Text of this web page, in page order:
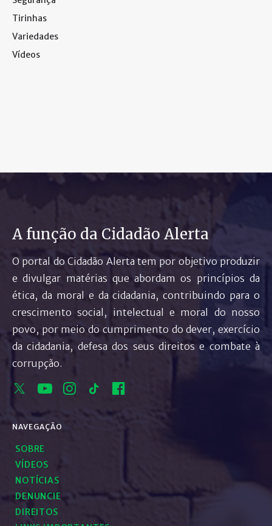
Tirinhas
Variedades
Vídeos
A função da Cidadão Alerta
O portal do Cidadão Alerta tem por objetivo produzir
e divulgar matérias que abordam os princípios da
ética, da moral e da cidadania, contribuindo para o
crescimento social, intelectual e moral do nosso
povo, por meio do cumprimento do dever, exercício
da cidadania, defesa dos seus direitos e combate à
corrupção.
NAVEGAÇÃO
SOBRE
VÍDEOS
NOTÍCIAS
DENUNCIE
DIREITOS